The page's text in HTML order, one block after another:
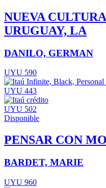
NUEVA
URUGUAY, LA
DANILO, GERMAN
UYU 590
UYU 443
UYU 502
Disponible
PENSAR CON
BARDET, MARIE
UYU 960